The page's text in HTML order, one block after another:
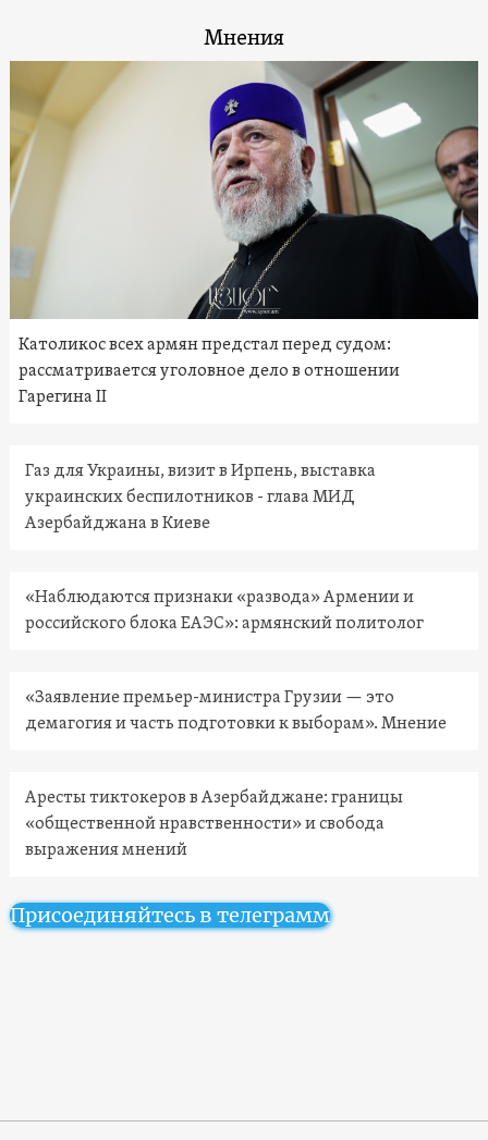
Мнения
Католикос всех армян предстал перед судом:
рассматривается уголовное дело в отношении
Гарегина II
Газ для Украины, визит в Ирпень, выставка
украинских беспилотников - глава МИД
Азербайджана в Киеве
«Наблюдаются признаки «развода» Армении и
российского блока ЕАЭС»: армянский политолог
«Заявление премьер-министра Грузии — это
демагогия и часть подготовки к выборам». Мнение
Аресты тиктокеров в Азербайджане: границы
«общественной нравственности» и свобода
выражения мнений
Присоединяйтесь в телеграмм